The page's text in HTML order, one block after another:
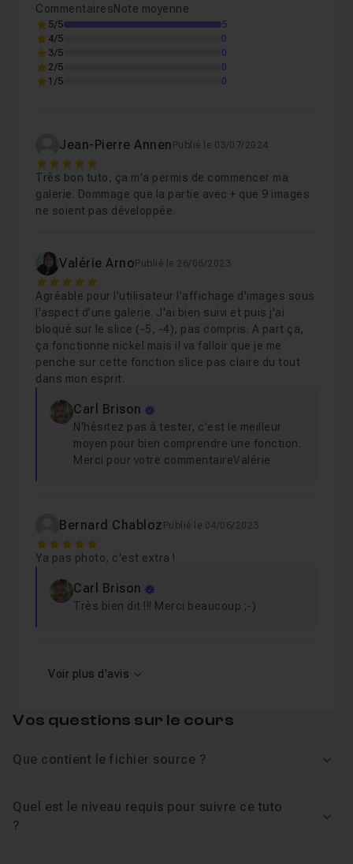
Leçon 7 Faire fonctionner le lien de fermeture
CommentairesNote moyenne
5/5
5
4/5
0
3/5
0
2/5
0
1/5
0
Jean-Pierre Annen Publié le 03/07/2024
5
Très bon tuto, ça m'a permis de commencer ma
galerie. Dommage que la partie avec + que 9 images
ne soient pas développée.
Valérie Arno Publié le 26/06/2023
5
Agréable pour l'utilisateur l'affichage d'images sous
l'aspect d'une galerie. J'ai bien suivi et puis j'ai
bloqué sur le slice (-5, -4), pas compris. A part ça,
ça fonctionne nickel mais il va falloir que je me
penche sur cette fonction slice pas claire du tout
dans mon esprit.
Carl Brison
N'hésitez pas à tester, c'est le meilleur
moyen pour bien comprendre une fonction.
Merci pour votre commentaireValérie
Bernard Chabloz Publié le 04/06/2023
5
Ya pas photo, c'est extra !
Carl Brison
Très bien dit !!! Merci beaucoup ;-)
Voir plus d'avis
Vos questions sur le cours
Que contient le fichier source ?
Quel est le niveau requis pour suivre ce tuto
?